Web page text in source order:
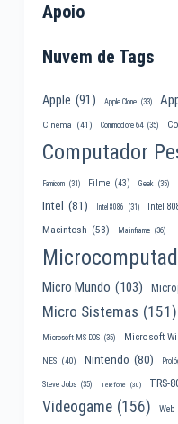
Apoio
Nuvem de Tags
Apple (91) Apple Clone (33)
Cinema (41) Commodore 64 (35)
Computador
Famicom (31) Filme (43) Geek (35)
Intel (81) Intel 8086 (31) Intel
Macintosh (58) Mainframe (36)
Micro Mundo (103)
Micro Sistemas (151)
Microsoft MS-DOS (35) Microsoft
NES (40) Nintendo (80)
Steve Jobs (35) Telefone (30) TRS-
Videogame (156) Web